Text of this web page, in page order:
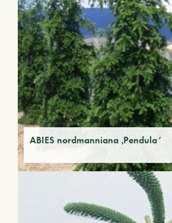
ABIES nordmanniana ‚Pendula‘